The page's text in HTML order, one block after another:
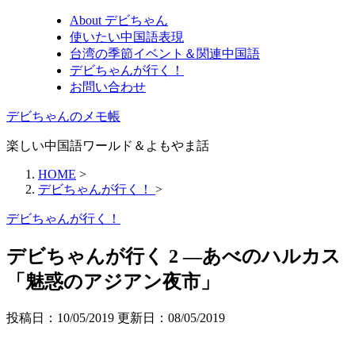
About デビちゃん
使いたい中国語表現
台湾の季節イベント＆関連中国語
デビちゃんが行く！
お問い合わせ
デビちゃんのメモ帳
楽しい中国語ワールド＆よもやま話
HOME >
デビちゃんが行く！
>
デビちゃんが行く！
デビちゃんが行く 2 —あべのハルカス
「魅惑のアジアン夜市」
投稿日：10/05/2019 更新日： 08/05/2019